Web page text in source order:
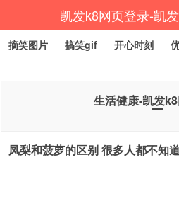
凯发k8网页登录-凯
摘笑图片 搞笑gif 开心时刻
生活健康-凯发
凤梨和菠萝的区别 很多人都不知